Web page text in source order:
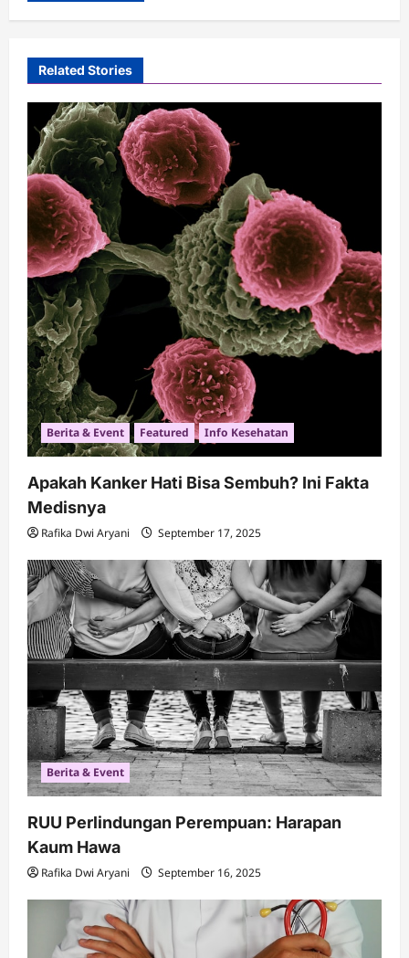
Related Stories
Berita & Event Featured Info Kesehatan
Apakah Kanker Hati Bisa Sembuh? Ini Fakta
Medisnya
Rafika Dwi Aryani September 17, 2025
Berita & Event
RUU Perlindungan Perempuan: Harapan
Kaum Hawa
Rafika Dwi Aryani September 16, 2025